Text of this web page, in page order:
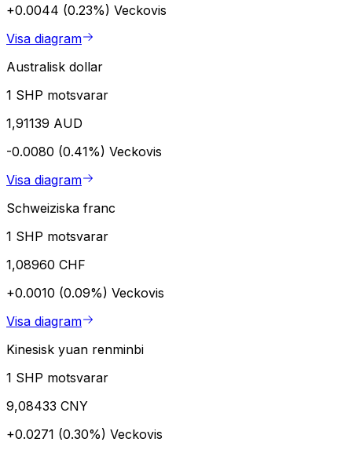
+0.0044 (0.23%) Veckovis
Visa diagram
Australisk dollar
1 SHP motsvarar
1,91139 AUD
-0.0080 (0.41%) Veckovis
Visa diagram
Schweiziska franc
1 SHP motsvarar
1,08960 CHF
+0.0010 (0.09%) Veckovis
Visa diagram
Kinesisk yuan renminbi
1 SHP motsvarar
9,08433 CNY
+0.0271 (0.30%) Veckovis